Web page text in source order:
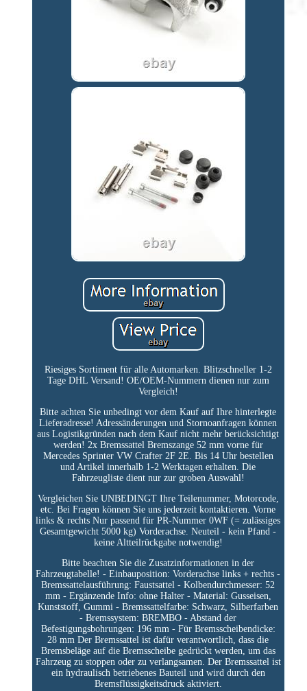
Riesiges Sortiment für alle Automarken. Blitzschneller 1-2
Tage DHL Versand! OE/OEM-Nummern dienen nur zum
Vergleich!
Bitte achten Sie unbedingt vor dem Kauf auf Ihre hinterlegte
Lieferadresse! Adressänderungen und Stornoanfragen können
aus Logistikgründen nach dem Kauf nicht mehr berücksichtigt
werden! 2x Bremssattel Bremszange 52 mm vorne für
Mercedes Sprinter VW Crafter 2F 2E. Bis 14 Uhr bestellen
und Artikel innerhalb 1-2 Werktagen erhalten. Die
Fahrzeugliste dient nur zur groben Auswahl!
Vergleichen Sie UNBEDINGT Ihre Teilenummer, Motorcode,
etc. Bei Fragen können Sie uns jederzeit kontaktieren. Vorne
links & rechts Nur passend für PR-Nummer 0WF (= zulässiges
Gesamtgewicht 5000 kg) Vorderachse. Neuteil - kein Pfand -
keine Altteilrückgabe notwendig!
Bitte beachten Sie die Zusatzinformationen in der
Fahrzeugtabelle! - Einbauposition: Vorderachse links + rechts -
Bremssattelausführung: Faustsattel - Kolbendurchmesser: 52
mm - Ergänzende Info: ohne Halter - Material: Gusseisen,
Kunststoff, Gummi - Bremssattelfarbe: Schwarz, Silberfarben
- Bremssystem: BREMBO - Abstand der
Befestigungsbohrungen: 196 mm - Für Bremsscheibendicke:
28 mm Der Bremssattel ist dafür verantwortlich, dass die
Bremsbeläge auf die Bremsscheibe gedrückt werden, um das
Fahrzeug zu stoppen oder zu verlangsamen. Der Bremssattel ist
ein hydraulisch betriebenes Bauteil und wird durch den
Bremsflüssigkeitsdruck aktiviert.